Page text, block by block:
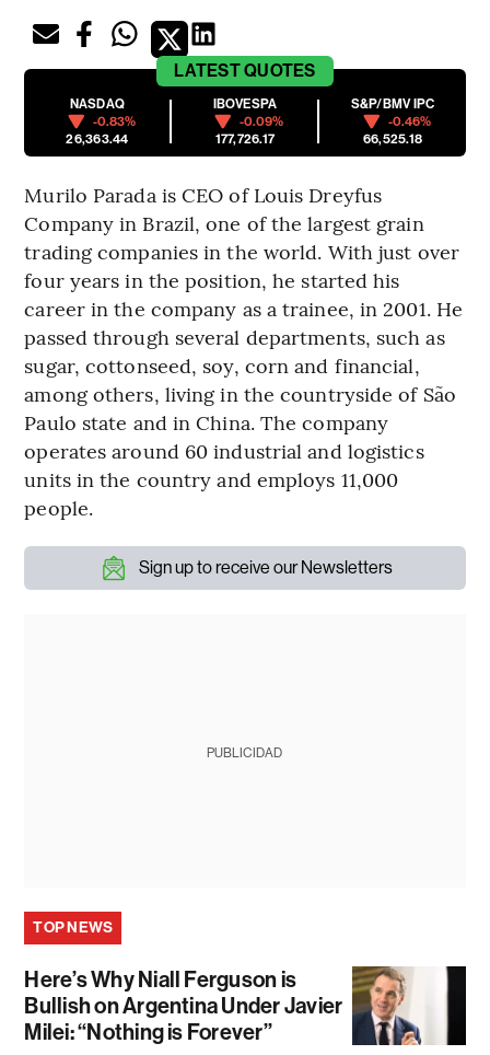
LATESTQUOTES
NASDAQ
-0.83%
26,363.44
IBOVESPA
-0.09%
177,726.17
S&P/BMV IPC
-0.46%
66,525.18
Murilo Parada is CEO of Louis Dreyfus
Company in Brazil, one of the largest grain
trading companies in the world. With just over
four years in the position, he started his
career in the company as a trainee, in 2001. He
passed through several departments, such as
sugar, cottonseed, soy, corn and financial,
among others, living in the countryside of São
Paulo state and in China. The company
operates around 60 industrial and logistics
units in the country and employs 11,000
people.
Sign up to receive our Newsletters
PUBLICIDAD
TOP NEWS
Here’s Why Niall Ferguson is
Bullish on Argentina Under Javier
Milei: “Nothing is Forever”